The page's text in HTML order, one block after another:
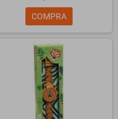
COMPRA